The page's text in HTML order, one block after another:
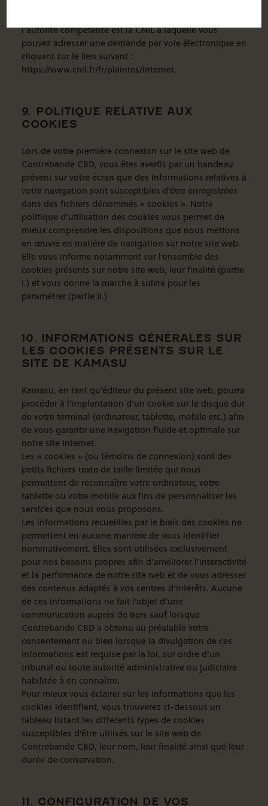
l’autorité compétente est la CNIL à laquelle vous
pouvez adresser une demande par voie électronique en
cliquant sur le lien suivant :
https://www.cnil.fr/fr/plaintes/internet.
9. POLITIQUE RELATIVE AUX
COOKIES
Lors de votre première connexion sur le site web de
Contrebande CBD, vous êtes avertis par un bandeau
présent sur votre écran que des informations relatives à
votre navigation sont susceptibles d’être enregistrées
dans des fichiers dénommés « cookies ». Notre
politique d’utilisation des cookies vous permet de
mieux comprendre les dispositions que nous mettons
en œuvre en matière de navigation sur notre site web.
Elle vous informe notamment sur l’ensemble des
cookies présents sur notre site web, leur finalité (partie
I.) et vous donne la marche à suivre pour les
paramétrer (partie II.)
10. INFORMATIONS GÉNÉRALES SUR
LES COOKIES PRÉSENTS SUR LE
SITE DE KAMASU
Kamasu, en tant qu’éditeur du présent site web, pourra
procéder à l’implantation d’un cookie sur le disque dur
de votre terminal (ordinateur, tablette, mobile etc.) afin
de vous garantir une navigation fluide et optimale sur
notre site Internet.
Les « cookies » (ou témoins de connexion) sont des
petits fichiers texte de taille limitée qui nous
permettent de reconnaître votre ordinateur, votre
tablette ou votre mobile aux fins de personnaliser les
services que nous vous proposons.
Les informations recueillies par le biais des cookies ne
permettent en aucune manière de vous identifier
nominativement. Elles sont utilisées exclusivement
pour nos besoins propres afin d’améliorer l’interactivité
et la performance de notre site web et de vous adresser
des contenus adaptés à vos centres d’intérêts. Aucune
de ces informations ne fait l’objet d’une
communication auprès de tiers sauf lorsque
Contrebande CBD a obtenu au préalable votre
consentement ou bien lorsque la divulgation de ces
informations est requise par la loi, sur ordre d’un
tribunal ou toute autorité administrative ou judiciaire
habilitée à en connaître.
Pour mieux vous éclairer sur les informations que les
cookies identifient, vous trouverez ci-dessous un
tableau listant les différents types de cookies
susceptibles d’être utilisés sur le site web de
Contrebande CBD, leur nom, leur finalité ainsi que leur
durée de conservation.
11. CONFIGURATION DE VOS